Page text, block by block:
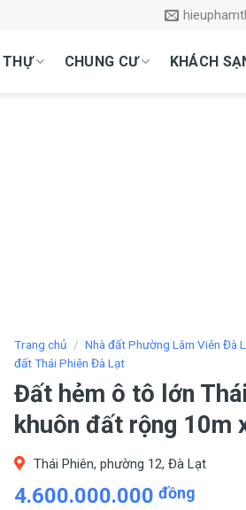
THỰ CHUNG CƯ KHÁCH
Trang chủ / Nhà đất Phường Lâm Viên Đà
đất Thái Phiên Đà Lạt
Đất hẻm ô tô lớn
khuôn đất rộng 10m
Thái Phiên, phường 12, Đà Lạt
4.600.000.000 đồng